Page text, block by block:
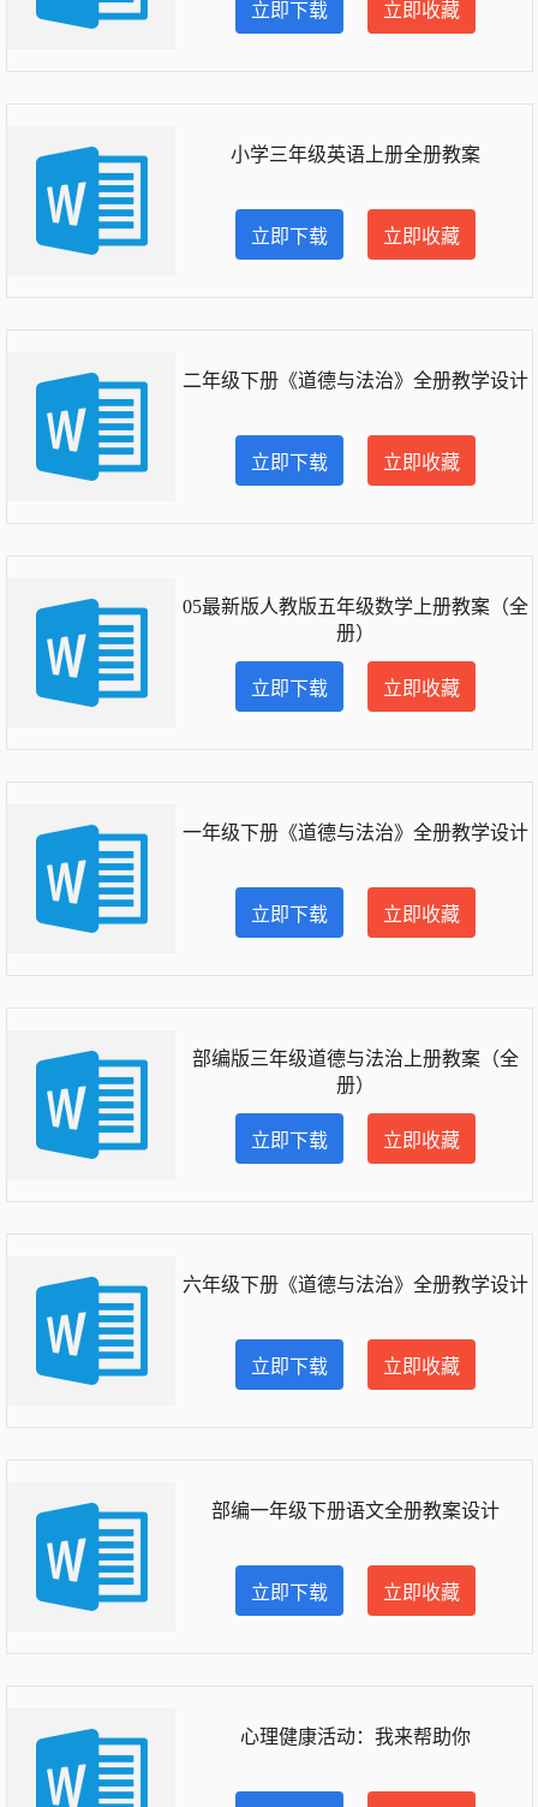
立即下载 立即收藏
小学三年级英语上册全册教案
立即下载 立即收藏
二年级下册《道德与法治》全册教学设计
立即下载 立即收藏
05最新版人教版五年级数学上册教案（全
册）
立即下载 立即收藏
一年级下册《道德与法治》全册教学设计
立即下载 立即收藏
部编版三年级道德与法治上册教案（全
册）
立即下载 立即收藏
六年级下册《道德与法治》全册教学设计
立即下载 立即收藏
部编一年级下册语文全册教案设计
立即下载 立即收藏
心理健康活动：我来帮助你